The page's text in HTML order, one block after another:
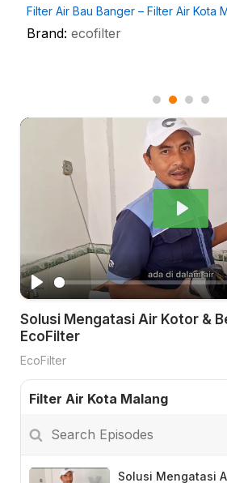
Filter Air Bau Banger – Filter Air Kota
Brand: ecofilter
P
l
a
y
P
a
y
Solusi Mengatasi Air Kotor &
EcoFilter
EcoFilter
Filter Air Kota Malang
Search
Solusi Mengatasi